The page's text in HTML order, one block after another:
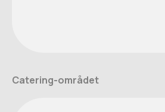
Catering-området